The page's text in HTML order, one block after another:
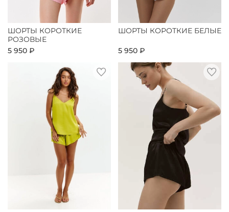
ШОРТЫ КОРОТКИЕ
РОЗОВЫЕ
5 950 ₽
ШОРТЫ КОРОТКИЕ БЕЛЫЕ
5 950 ₽